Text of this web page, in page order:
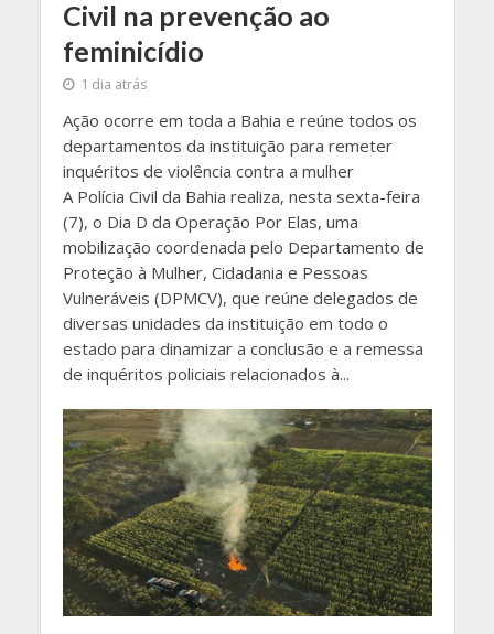
Civil na prevenção ao
feminicídio
1 dia atrás
Ação ocorre em toda a Bahia e reúne todos os
departamentos da instituição para remeter
inquéritos de violência contra a mulher
A Polícia Civil da Bahia realiza, nesta sexta-feira
(7), o Dia D da Operação Por Elas, uma
mobilização coordenada pelo Departamento de
Proteção à Mulher, Cidadania e Pessoas
Vulneráveis (DPMCV), que reúne delegados de
diversas unidades da instituição em todo o
estado para dinamizar a conclusão e a remessa
de inquéritos policiais relacionados à...